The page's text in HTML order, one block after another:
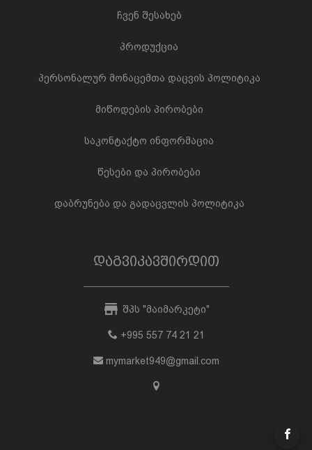
ჩვენ შესახებ
პროდუქცია
პერსონალურ მონაცემთა დაცვის პოლიტიკა
მიწოდების პირობები
საკონტაქტო ინფორმაცია
წესები და პირობები
დაბრუნება და გადაცვლის პოლიტიკა
დაგვიკავშირდით
შპს "მაიმარკეტი"
+995 557 74 21 21
mymarket949@gmail.com